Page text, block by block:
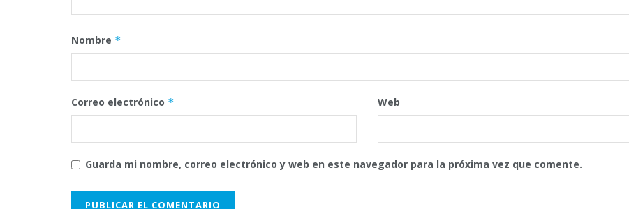
Nombre *
Correo electrónico * Web
Guarda mi nombre, correo electrónico y web en este navegador para la próxima vez que comente.